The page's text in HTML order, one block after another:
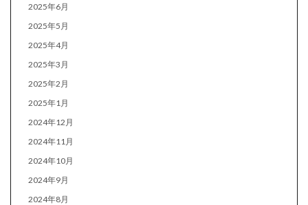
2025年6月
2025年5月
2025年4月
2025年3月
2025年2月
2025年1月
2024年12月
2024年11月
2024年10月
2024年9月
2024年8月